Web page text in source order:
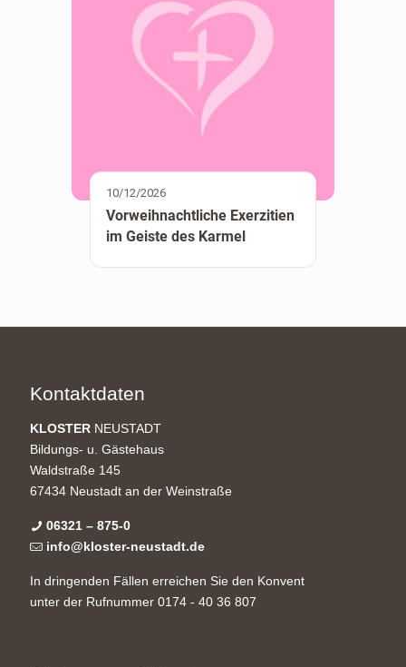
10/12/2026
Vorweihnachtliche Exerzitien
im Geiste des Karmel
Kontaktdaten
KLOSTER NEUSTADT
Bildungs- u. Gästehaus
Waldstraße 145
67434 Neustadt an der Weinstraße
06321 – 875-0
info@kloster-neustadt.de
In dringenden Fällen erreichen Sie den Konvent
unter der Rufnummer 0174 - 40 36 807